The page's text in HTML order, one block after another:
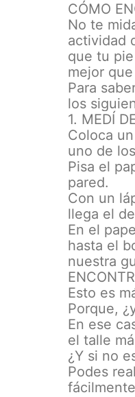
CÓMO
No te
actividad
que tu
mejor
Para
los
1. MEDÍ
Coloca
uno de
Pisa el
pared.
Con un
llega el
En el
hasta el
nuestra
Esto es
Porque,
En ese
el talle
¿Y si no
Podes
fácilmente